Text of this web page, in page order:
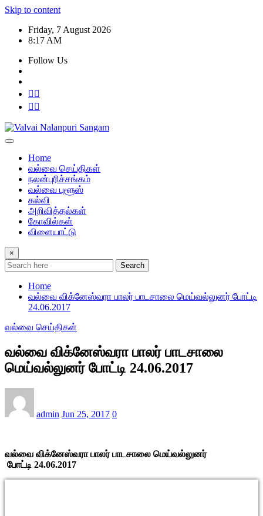
Skip to content
Friday, 7 August 2026
8:17 AM
Follow Us
Home
வல்வை செய்திகள்
நலன்புரிச்சங்கம்
வல்வை புளூஸ்
கல்வி
அறிவித்தல்கள்
கோவில்கள்
விளையாட்டு
×
Search
Home
வல்வை விக்னேஸ்வரா பாலர் பாடசாலை மெய்வல்லுனர் போட்டி
24.06.2017
வல்வை செய்திகள்
வல்வை விக்னேஸ்வரா பாலர் பாடசாலை
மெய்வல்லுனர் போட்டி 24.06.2017
admin Jun 25, 2017 0
வல்வை விக்னேஸ்வரா பாலர் பாடசாலை மெய்வல்லுனர்
போட்டி 24.06.2017